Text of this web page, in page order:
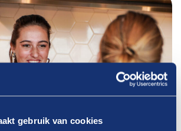
gebruik van cookies